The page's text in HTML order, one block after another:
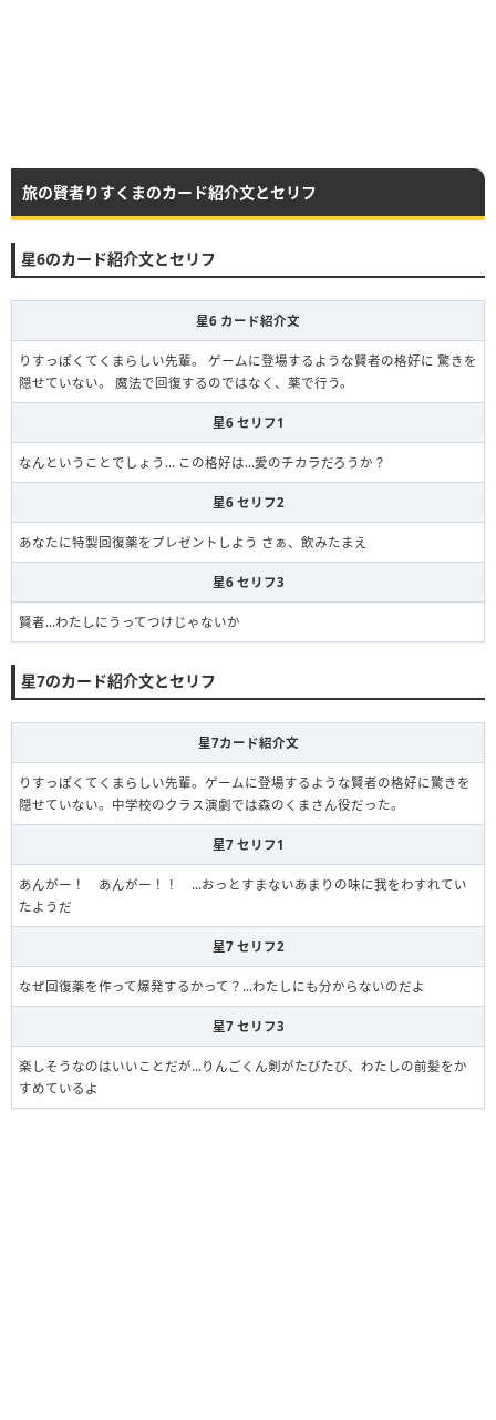
旅の賢者りすくまのカード紹介文とセリフ
星6のカード紹介文とセリフ
星6 カード紹介文
りすっぽくてくまらしい先輩。 ゲームに登場するような賢者の格好に 驚きを
隠せていない。 魔法で回復するのではなく、薬で行う。
星6 セリフ1
なんということでしょう… この格好は…愛のチカラだろうか？
星6 セリフ2
あなたに特製回復薬をプレゼントしよう さぁ、飲みたまえ
星6 セリフ3
賢者…わたしにうってつけじゃないか
星7のカード紹介文とセリフ
星7カード紹介文
りすっぽくてくまらしい先輩。ゲームに登場するような賢者の格好に驚きを
隠せていない。中学校のクラス演劇では森のくまさん役だった。
星7 セリフ1
あんがー！ あんがー！！ …おっとすまないあまりの味に我をわすれてい
たようだ
星7 セリフ2
なぜ回復薬を作って爆発するかって？…わたしにも分からないのだよ
星7 セリフ3
楽しそうなのはいいことだが…りんごくん剣がたびたび、わたしの前髪をか
すめているよ